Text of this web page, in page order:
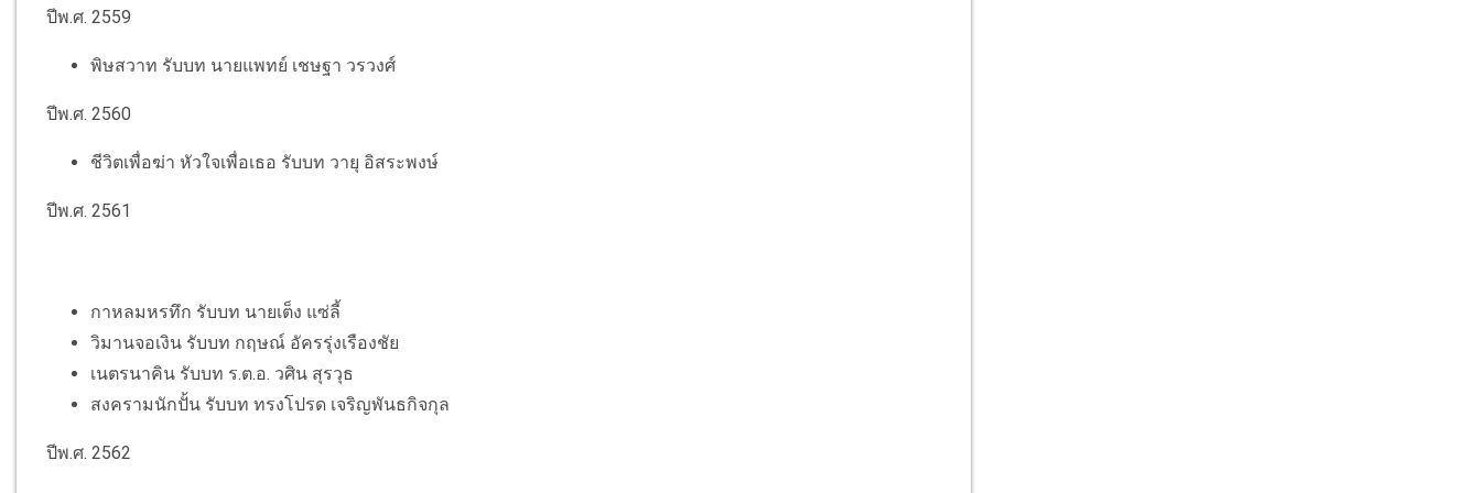
ปีพ.ศ. 2559
พิษสวาท รับบท นายแพทย์ เชษฐา วรวงศ์
ปีพ.ศ. 2560
ชีวิตเพื่อฆ่า หัวใจเพื่อเธอ รับบท วายุ อิสระพงษ์
ปีพ.ศ. 2561
กาหลมหรทึก รับบท นายเต็ง แซ่ลี้
วิมานจอเงิน รับบท กฤษณ์ อัครรุ่งเรืองชัย
เนตรนาคิน รับบท ร.ต.อ. วศิน สุรวุธ
สงครามนักปั้น รับบท ทรงโปรด เจริญพันธกิจกุล
ปีพ.ศ. 2562